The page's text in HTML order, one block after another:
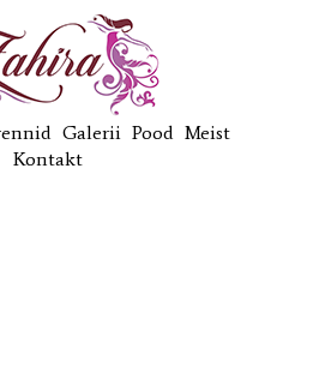
Galerii Pood Meist
Kontakt